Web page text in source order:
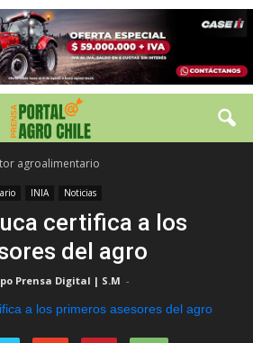
agroalimentario
INIA Noticias
certifica a los
del agro
Prensa Digital | S.M -